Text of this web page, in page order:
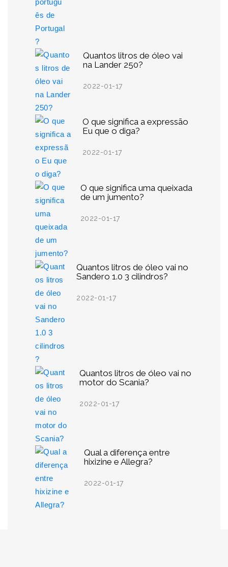
Quantos litros de óleo vai
na Lander 250?
2022-01-17
O que significa a expressão
Eu que o diga?
2022-01-17
O que significa uma queixada
de um jumento?
2022-01-17
Quantos litros de óleo vai no
Sandero 1.0 3 cilindros?
2022-01-17
Quantos litros de óleo vai no
motor do Scania?
2022-01-17
Qual a diferença entre
hixizine e Allegra?
2022-01-17